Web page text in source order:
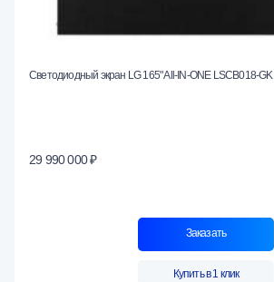
Светодиодный экран LG 165" All-IN-ONE LSCB018-GK
29 990 000 ₽
Заказать
Купить в 1 клик